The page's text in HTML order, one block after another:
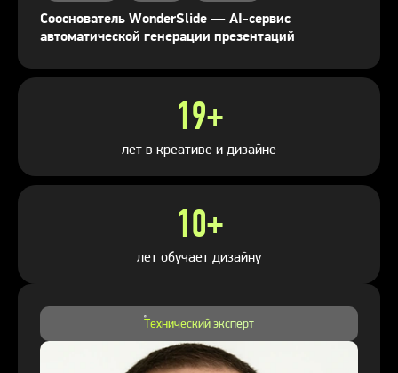
Сооснователь WonderSlide — AI-сервис
автоматической генерации презентаций
19+
лет в креативе и дизайне
10+
лет обучает дизайну
Технический эксперт